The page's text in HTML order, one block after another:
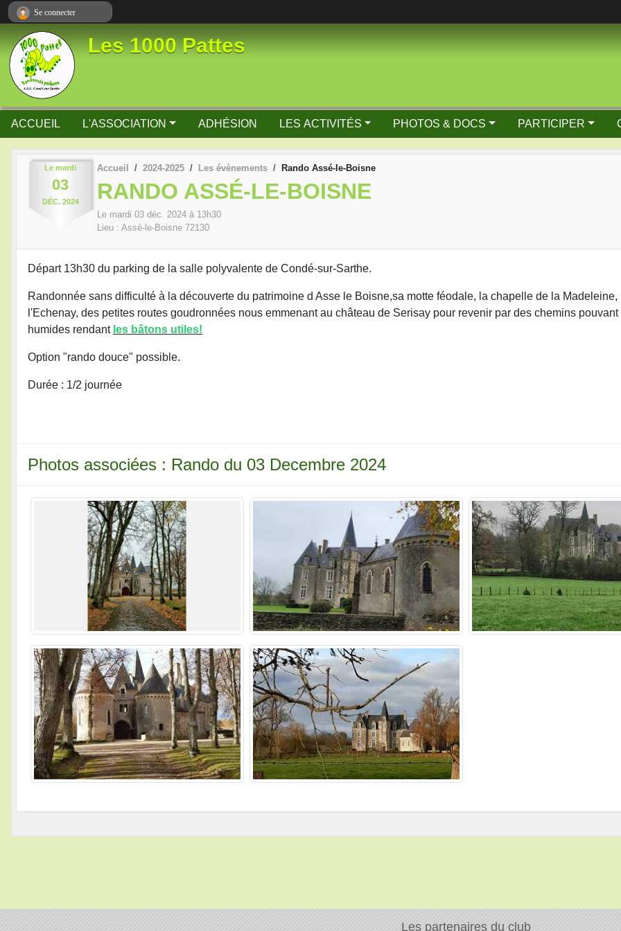
Les 1000 Pattes
ACCUEIL L'ASSOCIATION ADHÉSION LES ACTIVITÉS PHOTOS & DOCS PARTICIPER
Le mardi
03
DÉC. 2024
Accueil 2024-2025 Les évènements Rando Assé-le-Boisne
RANDO ASSÉ-LE-BOISNE
Le mardi 03 déc. 2024 à 13h30
Lieu : Assé-le-Boisne 72130
Départ 13h30 du parking de la salle polyvalente de Condé-sur-Sarthe.
Randonnée sans difficulté à la découverte du patrimoine d Asse le Boisne,sa motte féodale, la chapelle de la Madeleine,
l'Echenay, des petites routes goudronnées nous emmenant au château de Serisay pour revenir par des chemins pouvant
humides rendant les bâtons utiles!
Option "rando douce" possible.
Durée : 1/2 journée
Photos associées : Rando du 03 Decembre 2024
Les partenaires du club
Se connecter
Panneau de gestion des cookies